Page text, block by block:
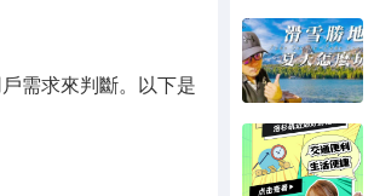
需求來判斷。以下是